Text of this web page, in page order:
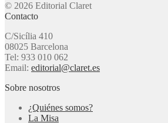
© 2026 Editorial Claret
Contacto
C/Sicília 410
08025 Barcelona
Tel: 933 010 062
Email: editorial@claret.es
Sobre nosotros
¿Quiénes somos?
La Misa